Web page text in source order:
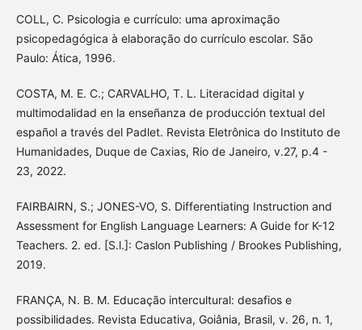
COLL, C. Psicologia e currículo: uma aproximação
psicopedagógica à elaboração do currículo escolar. São
Paulo: Ática, 1996.
COSTA, M. E. C.; CARVALHO, T. L. Literacidad digital y
multimodalidad en la enseñanza de producción textual del
español a través del Padlet. Revista Eletrônica do Instituto de
Humanidades, Duque de Caxias, Rio de Janeiro, v.27, p.4 -
23, 2022.
FAIRBAIRN, S.; JONES-VO, S. Differentiating Instruction and
Assessment for English Language Learners: A Guide for K-12
Teachers. 2. ed. [S.l.]: Caslon Publishing / Brookes Publishing,
2019.
FRANÇA, N. B. M. Educação intercultural: desafios e
possibilidades. Revista Educativa, Goiânia, Brasil, v. 26, n. 1,